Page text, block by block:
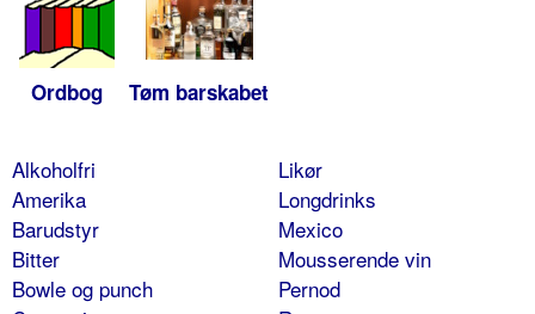
Ordbog Tøm barskabet
Alkoholfri
Amerika
Barudstyr
Bitter
Bowle og punch
Likør
Longdrinks
Mexico
Mousserende vin
Pernod